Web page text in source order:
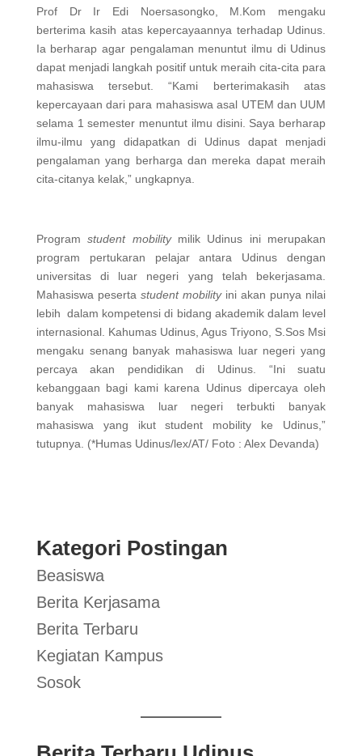
Prof Dr Ir Edi Noersasongko, M.Kom mengaku
berterima kasih atas kepercayaannya terhadap Udinus.
Ia berharap agar pengalaman menuntut ilmu di Udinus
dapat menjadi langkah positif untuk meraih cita-cita para
mahasiswa tersebut. “Kami berterimakasih atas
kepercayaan dari para mahasiswa asal UTEM dan UUM
selama 1 semester menuntut ilmu disini. Saya berharap
ilmu-ilmu yang didapatkan di Udinus dapat menjadi
pengalaman yang berharga dan mereka dapat meraih
cita-citanya kelak,” ungkapnya.
Programstudent mobilitymilik Udinus ini merupakan
program pertukaran pelajar antara Udinus dengan
universitas di luar negeri yang telah bekerjasama.
Mahasiswa peserta student mobilityini akan punya nilai
lebih dalam kompetensi di bidang akademik dalam level
internasional. Kahumas Udinus, Agus Triyono, S.Sos Msi
mengaku senang banyak mahasiswa luar negeri yang
percaya akan pendidikan di Udinus. “Ini suatu
kebanggaan bagi kami karena Udinus dipercaya oleh
banyak mahasiswa luar negeri terbukti banyak
mahasiswa yang ikut student mobility ke Udinus,”
tutupnya. (*Humas Udinus/lex/AT/ Foto : Alex Devanda)
Kategori Postingan
Beasiswa
Berita Kerjasama
Berita Terbaru
Kegiatan Kampus
Sosok